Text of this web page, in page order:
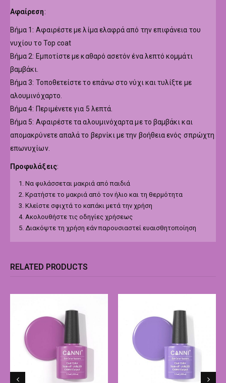
Αφαίρεση:
Βήμα 1: Αφαιρέστε με λίμα ελαφρά από την επιφάνεια του
νυχίου το Top coat
Βήμα 2: Εμποτίστε με καθαρό ασετόν ένα λεπτό κομμάτι
βαμβάκι.
Βήμα 3: Τοποθετείστε το επάνω στο νύχι και τυλίξτε με
αλουμινόχαρτο.
Βήμα 4: Περιμένετε για 5 λεπτά.
Βήμα 5: Αφαιρέστε τα αλουμινόχαρτα με το βαμβάκι και
απομακρύνετε απαλά το βερνίκι με την βοήθεια ενός σπρώχτη
επωνυχίων.
Προφυλάξεις:
Να φυλάσσεται μακριά από παιδιά
Κρατήστε το μακριά από τον ήλιο και τη θερμότητα
Κλείστε σφιχτά το καπάκι μετά την χρήση
Ακολουθήστε τις οδηγίες χρήσεως
Διακόψτε τη χρήση εάν παρουσιαστεί ευαισθητοποίηση
RELATED PRODUCTS